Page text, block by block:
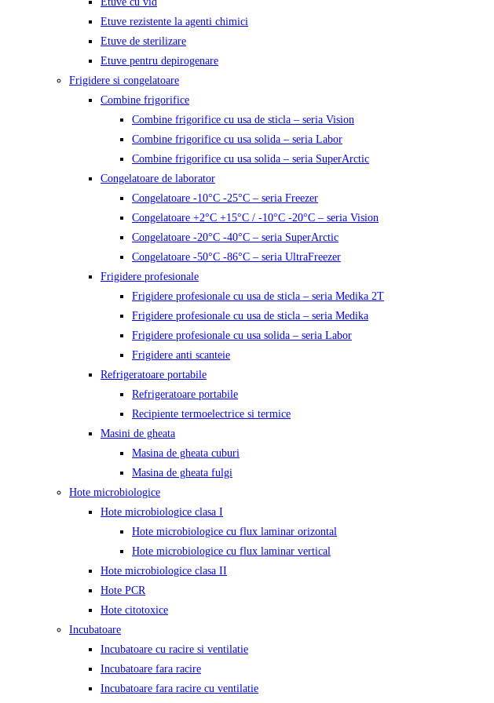
Etuve rezistente la agenti chimici
Etuve de sterilizare
Etuve pentru depirogenare
Frigidere si congelatoare
Combine frigorifice
Combine frigorifice cu usa de sticla – seria Vision
Combine frigorifice cu usa solida – seria Labor
Combine frigorifice cu usa solida – seria SuperArctic
Congelatoare de laborator
Congelatoare -10°C -25°C – seria Freezer
Congelatoare +2°C +15°C / -10°C -20°C – seria Vision
Congelatoare -20°C -40°C – seria SuperArctic
Congelatoare -50°C -86°C – seria UltraFreezer
Frigidere profesionale
Frigidere profesionale cu usa de sticla – seria Medika 2T
Frigidere profesionale cu usa de sticla – seria Medika
Frigidere profesionale cu usa solida – seria Labor
Frigidere anti scanteie
Refrigeratoare portabile
Refrigeratoare portabile
Recipiente termoelectrice si termice
Masini de gheata
Masina de gheata cuburi
Masina de gheata fulgi
Hote microbiologice
Hote microbiologice clasa I
Hote microbiologice cu flux laminar orizontal
Hote microbiologice cu flux laminar vertical
Hote microbiologice clasa II
Hote PCR
Hote citotoxice
Incubatoare
Incubatoare cu racire si ventilatie
Incubatoare fara racire
Incubatoare fara racire cu ventilatie